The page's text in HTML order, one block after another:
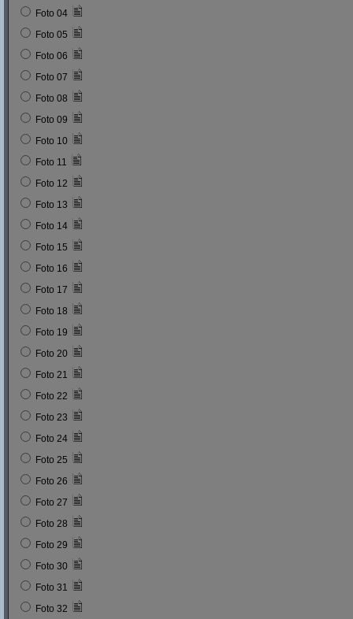
Foto 04
Foto 05
Foto 06
Foto 07
Foto 08
Foto 09
Foto 10
Foto 11
Foto 12
Foto 13
Foto 14
Foto 15
Foto 16
Foto 17
Foto 18
Foto 19
Foto 20
Foto 21
Foto 22
Foto 23
Foto 24
Foto 25
Foto 26
Foto 27
Foto 28
Foto 29
Foto 30
Foto 31
Foto 32